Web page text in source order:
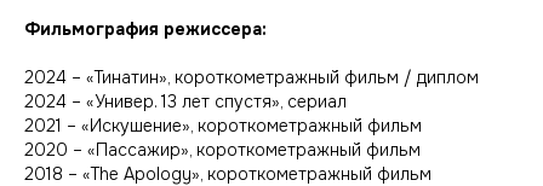
Фильмография режиссера:
2024 – «Тинатин», короткометражный фильм / диплом
2024 – «Универ. 13 лет спустя», сериал
2021 – «Искушение», короткометражный фильм
2020 – «Пассажир», короткометражный фильм
2018 – «The Apology», короткометражный фильм